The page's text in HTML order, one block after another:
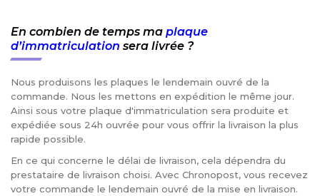
En combien de temps ma plaque
d’immatriculation sera livrée ?
Nous produisons les plaques le lendemain ouvré de la
commande. Nous les mettons en expédition le même jour.
Ainsi sous votre plaque d'immatriculation sera produite et
expédiée sous 24h ouvrée pour vous offrir la livraison la plus
rapide possible.
En ce qui concerne le délai de livraison, cela dépendra du
prestataire de livraison choisi. Avec Chronopost, vous recevez
votre commande le lendemain ouvré de la mise en livraison.